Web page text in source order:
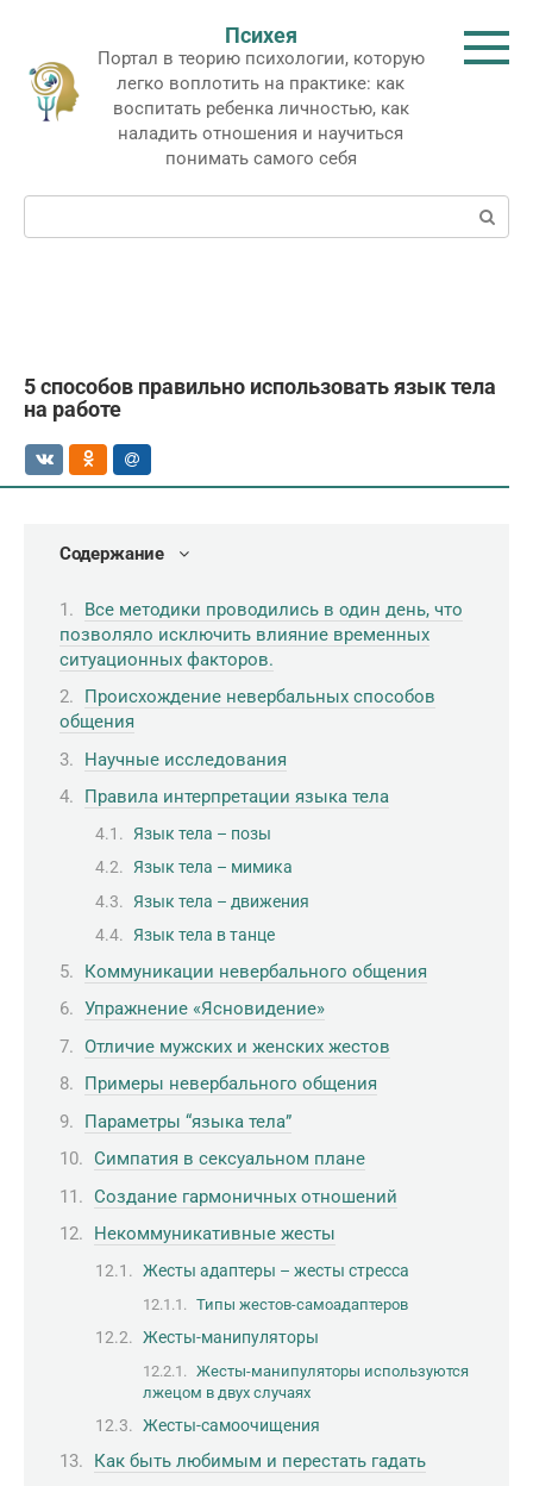
контенту
Психея
Портал в теорию психологии, которую
легко воплотить на практике: как
воспитать ребенка личностью, как
наладить отношения и научиться
понимать самого себя
Поиск:
5 способов правильно использовать язык тела
на работе
Содержание
Все методики проводились в один день, что
позволяло исключить влияние временных
ситуационных факторов.
Происхождение невербальных способов
общения
Научные исследования
Правила интерпретации языка тела
Язык тела – позы
Язык тела – мимика
Язык тела – движения
Язык тела в танце
Коммуникации невербального общения
Упражнение «Ясновидение»
Отличие мужских и женских жестов
Примеры невербального общения
Параметры “языка тела”
Симпатия в сексуальном плане
Создание гармоничных отношений
Некоммуникативные жесты
Жесты адаптеры – жесты стресса
Типы жестов-самоадаптеров
Жесты-манипуляторы
Жесты-манипуляторы используются
лжецом в двух случаях
Жесты-самоочищения
Как быть любимым и перестать гадать